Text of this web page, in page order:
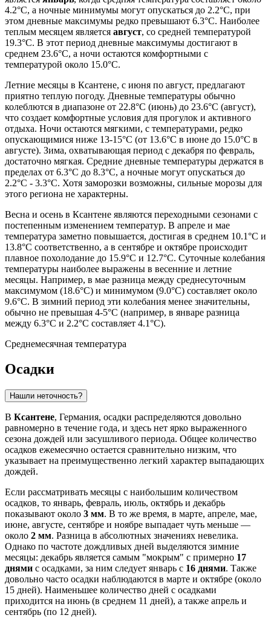
4.2°C, а ночные минимумы могут опускаться до 2.2°C, при
этом дневные максимумы редко превышают 6.3°C. Наиболее
теплым месяцем является август, со средней температурой
19.3°C. В этот период дневные максимумы достигают в
среднем 23.6°C, а ночи остаются комфортными с
температурой около 15.0°C.
Летние месяцы в Ксантене, с июня по август, предлагают
приятно теплую погоду. Дневные температуры обычно
колеблются в диапазоне от 22.8°C (июнь) до 23.6°C (август),
что создает комфортные условия для прогулок и активного
отдыха. Ночи остаются мягкими, с температурами, редко
опускающимися ниже 13-15°C (от 13.6°C в июне до 15.0°C в
августе). Зима, охватывающая период с декабря по февраль,
достаточно мягкая. Средние дневные температуры держатся в
пределах от 6.3°C до 8.3°C, а ночные могут опускаться до
2.2°C - 3.3°C. Хотя заморозки возможны, сильные морозы для
этого региона не характерны.
Весна и осень в Ксантене являются переходными сезонами с
постепенным изменением температур. В апреле и мае
температура заметно повышается, достигая в среднем 10.1°C и
13.8°C соответственно, а в сентябре и октябре происходит
плавное похолодание до 15.9°C и 12.7°C. Суточные колебания
температуры наиболее выражены в весенние и летние
месяцы. Например, в мае разница между среднесуточным
максимумом (18.6°C) и минимумом (9.0°C) составляет около
9.6°C. В зимний период эти колебания менее значительны,
обычно не превышая 4-5°C (например, в январе разница
между 6.3°C и 2.2°C составляет 4.1°C).
Среднемесячная температура
Осадки
Нашли неточность?
В Ксантене, Германия, осадки распределяются довольно
равномерно в течение года, и здесь нет ярко выраженного
сезона дождей или засушливого периода. Общее количество
осадков ежемесячно остается сравнительно низким, что
указывает на преимущественно легкий характер выпадающих
дождей.
Если рассматривать месяцы с наибольшим количеством
осадков, то январь, февраль, июль, октябрь и декабрь
показывают около 3 мм. В то же время, в марте, апреле, мае,
июне, августе, сентябре и ноябре выпадает чуть меньше —
около 2 мм. Разница в абсолютных значениях невелика.
Однако по частоте дождливых дней выделяются зимние
месяцы: декабрь является самым "мокрым" с примерно 17
днями с осадками, за ним следует январь с 16 днями. Также
довольно часто осадки наблюдаются в марте и октябре (около
15 дней). Наименьшее количество дней с осадками
приходится на июнь (в среднем 11 дней), а также апрель и
сентябрь (по 12 дней).